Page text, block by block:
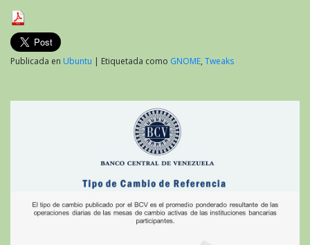
Publicada en Ubuntu | Etiquetada como GNOME, Tweaks